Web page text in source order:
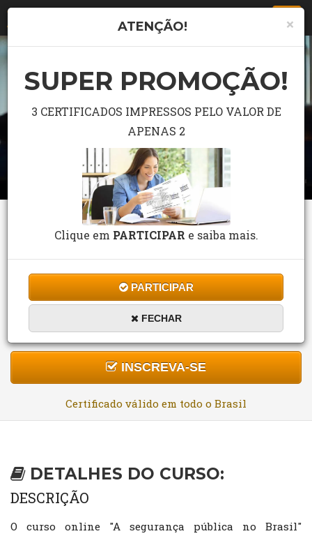
CURSO GRÁTIS DE A SEGURANÇA
PÚBLICA NO BRASIL
Cursos de Formação/Cursos
MODALIDADE:
INSCREVA-SE
Certificado válido em todo o Brasil
DETALHES DO CURSO:
DESCRIÇÃO
O curso online "A segurança pública no Brasil"
×
ATENÇÃO!
SUPER PROMOÇÃO!
3 CERTIFICADOS IMPRESSOS PELO VALOR DE
APENAS 2
Clique em PARTICIPAR e saiba mais.
PARTICIPAR
FECHAR